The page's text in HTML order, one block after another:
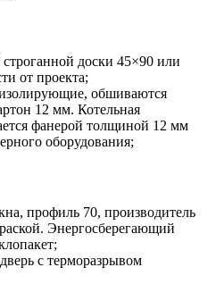
доски 45×90 или
от проекта;
обшиваются
12 мм. Котельная
фанерой толщиной 12 мм
оборудования;
профиль 70, производитель
Энергосберегающий
с терморазрывом